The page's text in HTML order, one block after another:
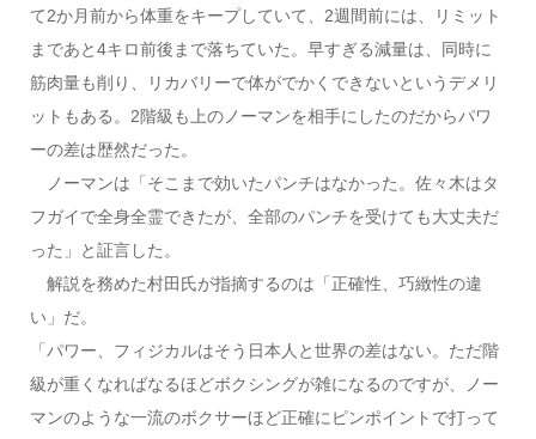
て2か月前から体重をキープしていて、2週間前には、リミット
まであと4キロ前後まで落ちていた。早すぎる減量は、同時に
筋肉量も削り、リカバリーで体がでかくできないというデメリ
ットもある。2階級も上のノーマンを相手にしたのだからパワ
ーの差は歴然だった。
ノーマンは「そこまで効いたパンチはなかった。佐々木はタ
フガイで全身全霊できたが、全部のパンチを受けても大丈夫だ
った」と証言した。
解説を務めた村田氏が指摘するのは「正確性、巧緻性の違
い」だ。
「パワー、フィジカルはそう日本人と世界の差はない。ただ階
級が重くなればなるほどボクシングが雑になるのですが、ノー
マンのような一流のボクサーほど正確にピンポイントで打って